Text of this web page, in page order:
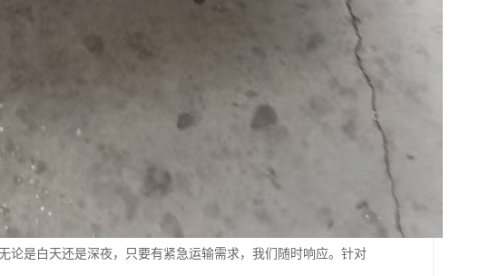
论是白天还是深夜，只要有紧急运输需求，我们随时响应。针对